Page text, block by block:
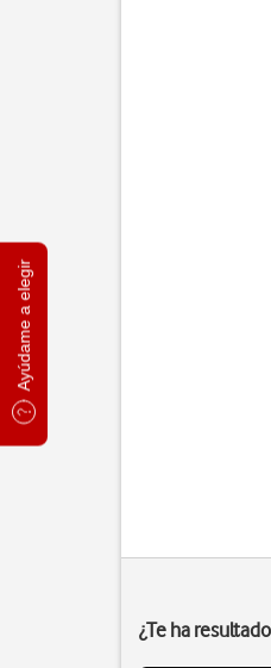
Ayúdame a elegir
¿Te ha